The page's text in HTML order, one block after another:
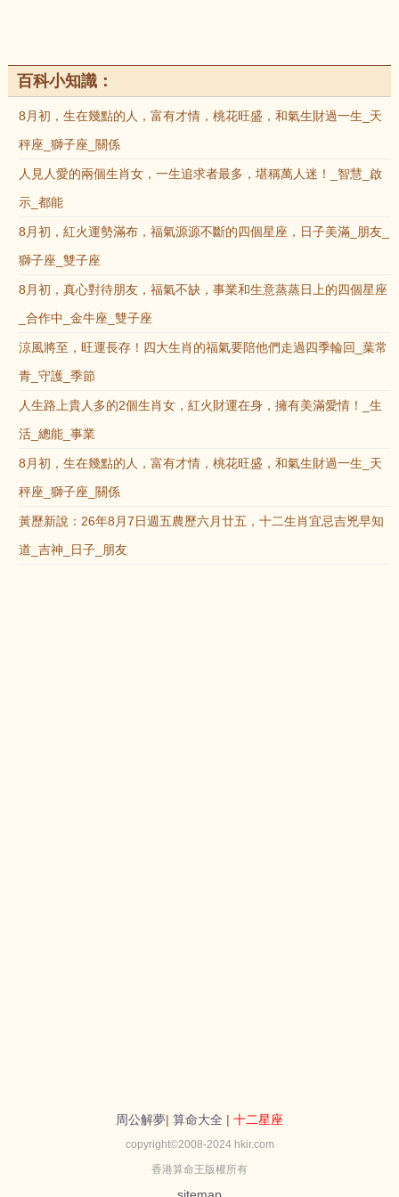
百科小知識：
8月初，生在幾點的人，富有才情，桃花旺盛，和氣生財過一生_天
秤座_獅子座_關係
人見人愛的兩個生肖女，一生追求者最多，堪稱萬人迷！_智慧_啟
示_都能
8月初，紅火運勢滿布，福氣源源不斷的四個星座，日子美滿_朋友_
獅子座_雙子座
8月初，真心對待朋友，福氣不缺，事業和生意蒸蒸日上的四個星座
_合作中_金牛座_雙子座
涼風將至，旺運長存！四大生肖的福氣要陪他們走過四季輪回_葉常
青_守護_季節
人生路上貴人多的2個生肖女，紅火財運在身，擁有美滿愛情！_生
活_總能_事業
8月初，生在幾點的人，富有才情，桃花旺盛，和氣生財過一生_天
秤座_獅子座_關係
黃歷新說：26年8月7日週五農歷六月廿五，十二生肖宜忌吉兇早知
道_吉神_日子_朋友
周公解夢| 算命大全 | 十二星座
copyright©2008-2024 hkir.com
香港算命王版權所有